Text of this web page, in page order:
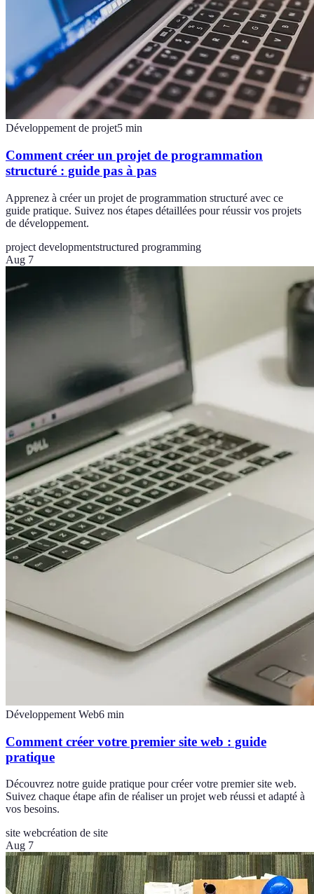
Développement de projet5 min
Comment créer un projet de programmation
structuré : guide pas à pas
Apprenez à créer un projet de programmation structuré avec ce
guide pratique. Suivez nos étapes détaillées pour réussir vos projets
de développement.
project developmentstructured programming
Aug 7
Développement Web6 min
Comment créer votre premier site web : guide
pratique
Découvrez notre guide pratique pour créer votre premier site web.
Suivez chaque étape afin de réaliser un projet web réussi et adapté à
vos besoins.
site webcréation de site
Aug 7